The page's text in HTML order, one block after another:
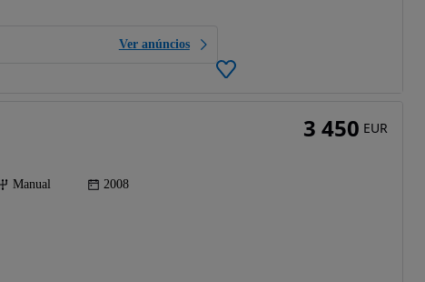
Ver anúncios
Manual 2008
3 450 EUR